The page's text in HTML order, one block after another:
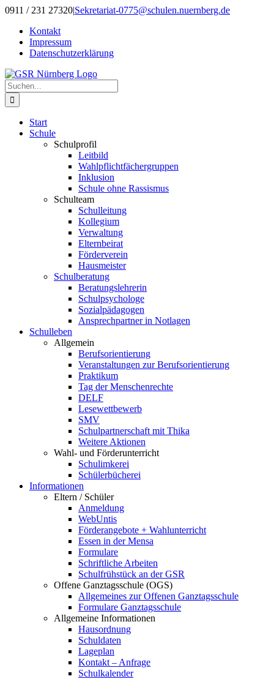
Zum
springen
0911 / 231 27320|Sekretariat-0775@schulen.nuernberg.de
Kontakt
Impressum
Datenschutzerklärung
Suche
nach:
Start
Schule
Schulprofil
Leitbild
Wahlpflichtfächergruppen
Inklusion
Schule ohne Rassismus
Schulteam
Schulleitung
Kollegium
Verwaltung
Elternbeirat
Förderverein
Hausmeister
Schulberatung
Beratungslehrerin
Schulpsychologe
Sozialpädagogen
Ansprechpartner in Notlagen
Schulleben
Allgemein
Berufsorientierung
Veranstaltungen zur Berufsorientierung
Praktikum
Tag der Menschenrechte
DELF
Lesewettbewerb
SMV
Schulpartnerschaft mit Thika
Weitere Aktionen
Wahl- und Förderunterricht
Schulimkerei
Schülerbücherei
Informationen
Eltern / Schüler
Anmeldung
WebUntis
Förderangebote + Wahlunterricht
Essen in der Mensa
Formulare
Schriftliche Arbeiten
Schulfrühstück an der GSR
Offene Ganztagsschule (OGS)
Allgemeines zur Offenen Ganztagsschule
Formulare Ganztagsschule
Allgemeine Informationen
Hausordnung
Schuldaten
Lageplan
Kontakt – Anfrage
Schulkalender